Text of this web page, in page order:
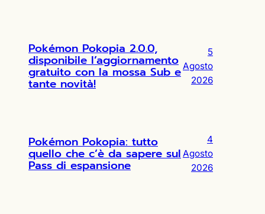
Pokémon Pokopia 2.0.0,
disponibile l’aggiornamento
gratuito con la mossa Sub e
tante novità!
5
Agosto
2026
Pokémon Pokopia: tutto
quello che c’è da sapere sul
Pass di espansione
4
Agosto
2026